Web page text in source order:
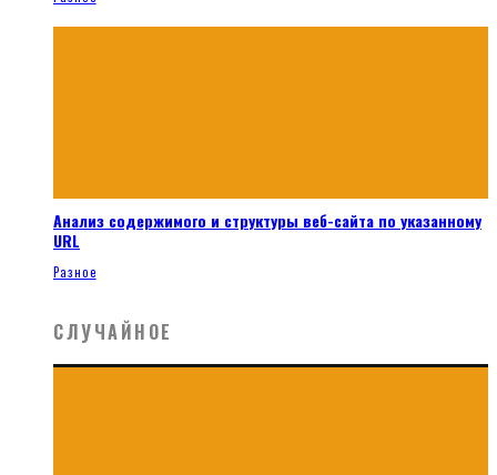
Анализ содержимого и структуры веб-сайта по указанному
URL
Разное
СЛУЧАЙНОЕ